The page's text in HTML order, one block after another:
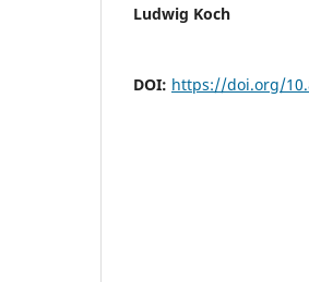
Ludwig Koch
DOI: https://doi.org/